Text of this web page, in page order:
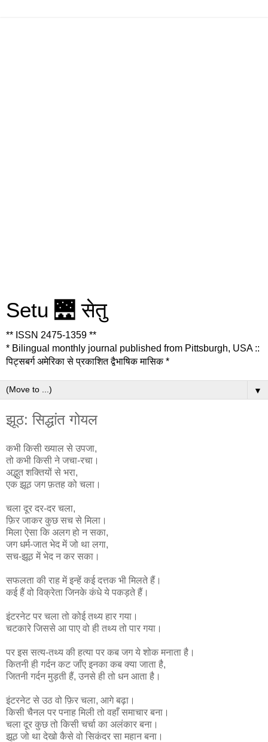
Setu 🌉 सेतु
** ISSN 2475-1359 **
* Bilingual monthly journal published from Pittsburgh, USA ::
पिट्सबर्ग अमेरिका से प्रकाशित द्वैभाषिक मासिक *
▼
झूठ: सिद्धांत गोयल
कभी किसी ख्याल से उपजा,
तो कभी किसी ने जचा-रचा।
अद्भुत शक्तियों से भरा,
एक झूठ जग फ़तह को चला।
चला दूर दर-दर चला,
फ़िर जाकर कुछ सच से मिला।
मिला ऐसा कि अलग हो न सका,
जग धर्म-जात भेद में जो था लगा,
सच-झूठ में भेद न कर सका।
सफलता की राह में इन्हें कई दत्तक भी मिलते हैं।
कई हैं वो विक्रेता जिनके कंधे ये पकड़ते हैं।
इंटरनेट पर चला तो कोई तथ्य हार गया।
चटकारे जिससे आ पाए वो ही तथ्य तो पार गया।
पर इस सत्य-तथ्य की हत्या पर कब जग ये शोक मनाता है।
कितनी ही गर्दन कट जाँए इनका कब क्या जाता है,
जितनी गर्दन मुड़ती हैं, उनसे ही तो धन आता है।
इंटरनेट से उठ वो फ़िर चला, आगे बढ़ा।
किसी चैनल पर पनाह मिली तो वहाँ समाचार बना।
चला दूर कुछ तो किसी चर्चा का अलंकार बना।
झूठ जो था देखो कैसे वो सिकंदर सा महान बना।